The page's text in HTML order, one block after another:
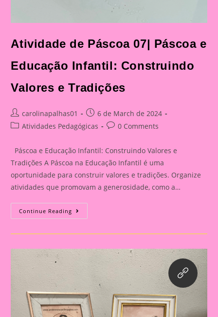
Atividade de Páscoa 07| Páscoa e
Educação Infantil: Construindo
Valores e Tradições
Post
author:
carolinapalhas01
Post
published:
6 de March de 2024
PostAtividades Pedagógicas
Post0 Comments
Páscoa e Educação Infantil: Construindo Valores e
Tradições A Páscoa na Educação Infantil é uma
oportunidade para construir valores e tradições. Organize
atividades que promovam a generosidade, como a…
Continue Reading Atividade
De
Educação
Infantil:
Construindo
Valores
Tradições